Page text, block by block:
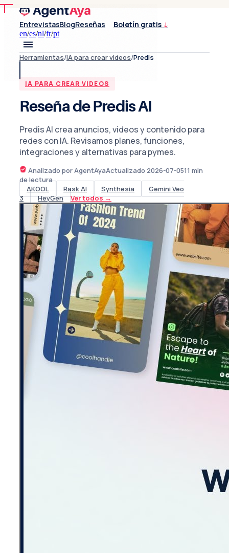
EntrevistasBlogReseñas Boletín gratis ↓
en/es/nl/fr/pt
Herramientas/IA para crear videos/Predis
IA PARA CREAR VIDEOS
Reseña de Predis AI
Predis AI crea anuncios, videos y contenido para
redes con IA. Revisamos planes, funciones,
integraciones y alternativas para pymes.
Analizado por AgentAyaActualizado 2026-07-0511 min
de lectura
AKOOL
Rask AI Synthesia
Gemini Veo
3
HeyGen Ver todos→